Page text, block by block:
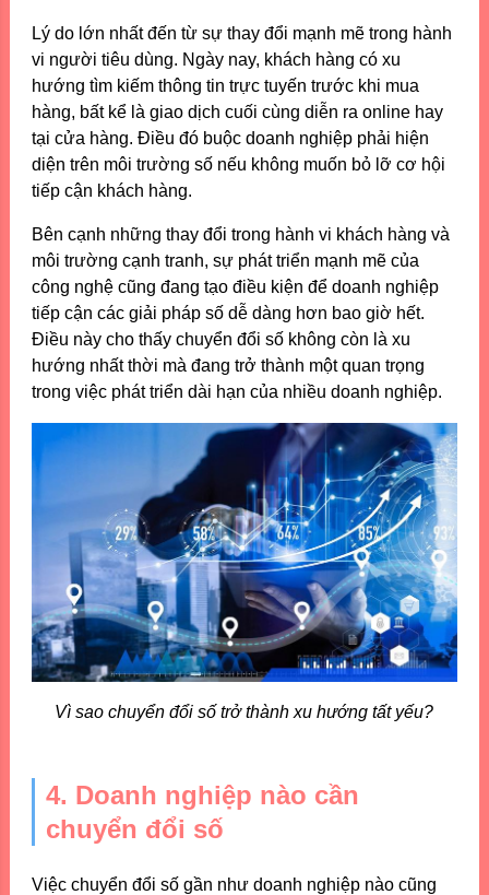
Lý do lớn nhất đến từ sự thay đổi mạnh mẽ trong hành
vi người tiêu dùng. Ngày nay, khách hàng có xu
hướng tìm kiếm thông tin trực tuyến trước khi mua
hàng, bất kể là giao dịch cuối cùng diễn ra online hay
tại cửa hàng. Điều đó buộc doanh nghiệp phải hiện
diện trên môi trường số nếu không muốn bỏ lỡ cơ hội
tiếp cận khách hàng.
Bên cạnh những thay đổi trong hành vi khách hàng và
môi trường cạnh tranh, sự phát triển mạnh mẽ của
công nghệ cũng đang tạo điều kiện để doanh nghiệp
tiếp cận các giải pháp số dễ dàng hơn bao giờ hết.
Điều này cho thấy chuyển đổi số không còn là xu
hướng nhất thời mà đang trở thành một quan trọng
trong việc phát triển dài hạn của nhiều doanh nghiệp.
Vì sao chuyển đổi số trở thành xu hướng tất yếu?
4. Doanh nghiệp nào cần
chuyển đổi số
Việc chuyển đổi số gần như doanh nghiệp nào cũng